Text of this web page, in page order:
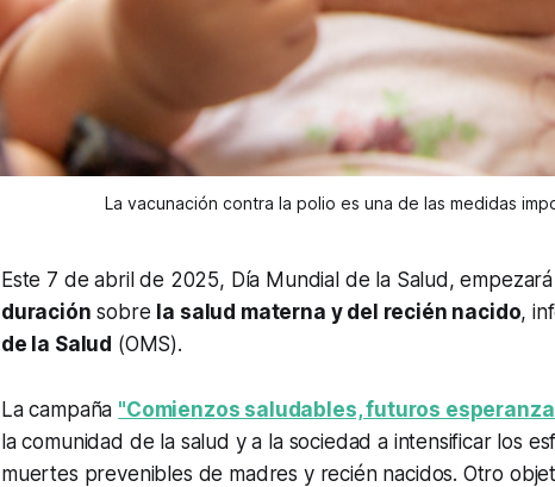
La vacunación contra la polio es una de las medidas
Este 7 de abril de 2025, Día Mundial de la Salud,
duración sobre la salud materna y del recién nacido,
de la Salud (OMS).
La campaña "Comienzos saludables, futuros
la comunidad de la salud y a la sociedad a intensificar los
muertes prevenibles de madres y recién nacidos. Otro